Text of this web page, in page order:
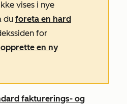
vises i nye
du foreta en hard
for
opprette en ny
fakturerings- og